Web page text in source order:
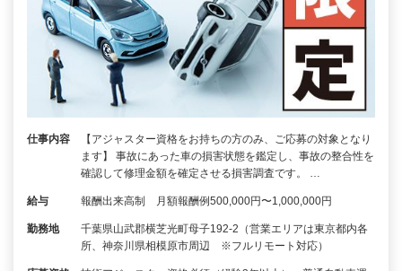
仕事内容
【アジャスター資格をお持ちの方のみ、ご応募の対象となり
ます】 事故にあった車の損害状態を鑑定し、事故の整合性を
確認して修理金額を確定させる損害調査です。 …
給与 報酬出来高制 月額報酬例500,000円〜1,000,000円
勤務地
千葉県山武郡横芝光町母子192-2（営業エリアは東京都内各
所、神奈川県相模原市周辺 ※フルリモート対応）